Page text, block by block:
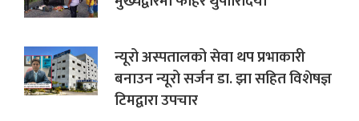
न्यूरो अस्पतालको सेवा थप प्रभाकारी
बनाउन न्यूरो सर्जन डा. झा सहित विशेषज्ञ
टिमद्वारा उपचार